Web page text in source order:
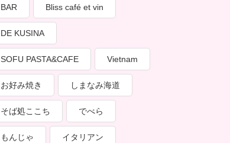
BAR Bliss café et vin
DE KUSINA
SOFU PASTA&CAFE Vietnam
お好み焼き しまなみ海道
そば処ここち でべら
もんじゃ イタリアン